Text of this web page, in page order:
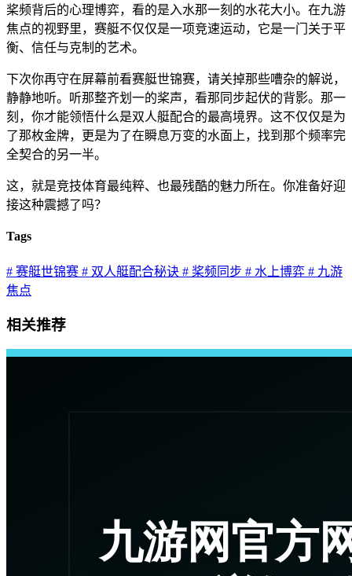
桨频背后的心理博弈，看的是入水那一刻的水花大小。在九游
焦点的视野里，赛艇不仅仅是一项竞速运动，它是一门关于平
衡、信任与克制的艺术。
下次你再守在屏幕前看赛艇世锦赛，请关掉那些嘈杂的解说，
静静地听。听那整齐划一的桨声，看那同步起伏的背影。那一
刻，你才能领悟什么是双人艇配合的最高境界。这不仅仅是为
了那枚金牌，更是为了在瞬息万变的水面上，找到那个频率完
全契合的另一半。
这，就是竞技体育最纯粹、也最残酷的魅力所在。你准备好迎
接这种震撼了吗？
Tags
# 赛艇世锦赛 # 双人艇配合秘诀 # 桨频同步 # 水上博弈 # 九游
焦点
相关推荐